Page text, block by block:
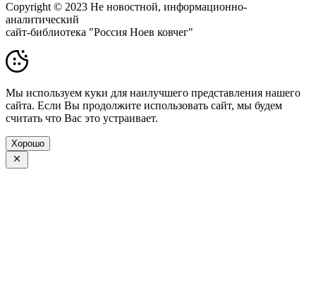
Copyright © 2023 Не новостной, информационно-
аналитический
сайт-библиотека "Россия Ноев ковчег"
Мы используем куки для наилучшего представления нашего
сайта. Если Вы продолжите использовать сайт, мы будем
считать что Вас это устраивает.
Хорошо